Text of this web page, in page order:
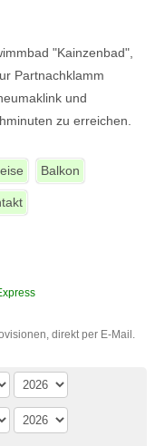
"Kainzenbad",
Partnachklamm
und
zu erreichen.
Balkon
direkt per E-Mail.